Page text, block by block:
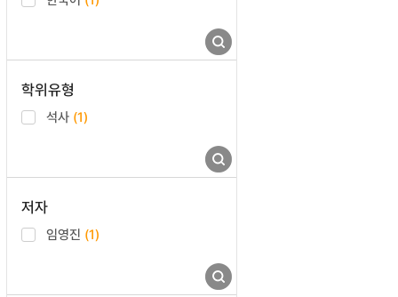
학위유형
석사 (1)
저자
임영진 (1)